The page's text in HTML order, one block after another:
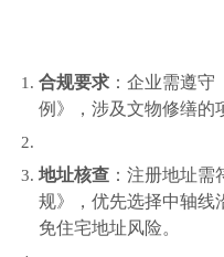
合规要求 ：企业需遵
例》，涉及文物修缮的
地址核查 ：注册地址
规》，优先选择中轴线
免住宅地址风险。